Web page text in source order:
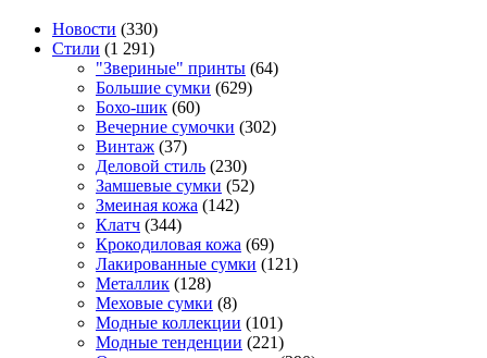
Новости (330)
Стили (1 291)
"Звериные" принты (64)
Большие сумки (629)
Бохо-шик (60)
Вечерние сумочки (302)
Винтаж (37)
Деловой стиль (230)
Замшевые сумки (52)
Змеиная кожа (142)
Клатч (344)
Крокодиловая кожа (69)
Лакированные сумки (121)
Металлик (128)
Меховые сумки (8)
Модные коллекции (101)
Модные тенденции (221)